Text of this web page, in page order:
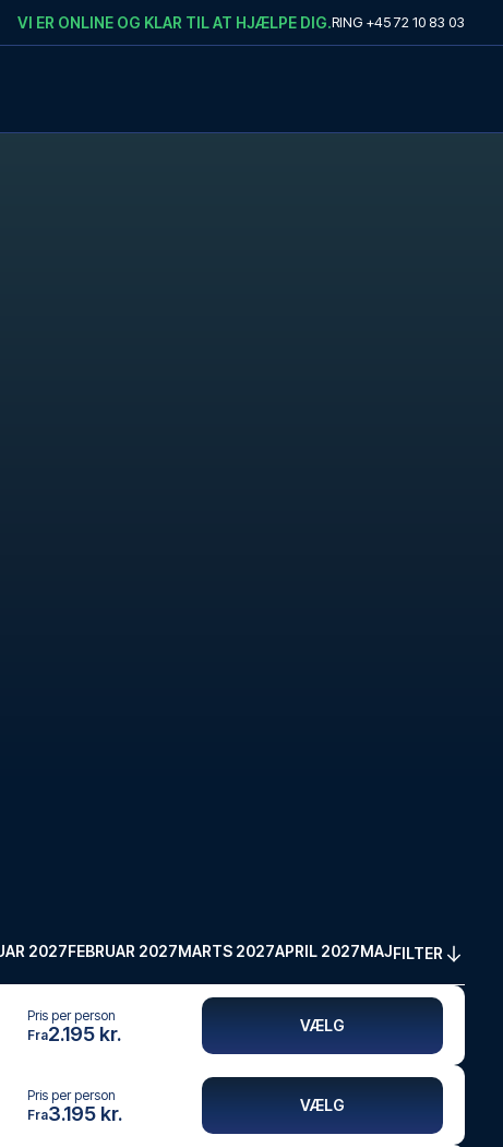
VI ER ONLINE OG KLAR TIL AT HJÆLPE DIG.RING +45 72 10 83 03
2027FEBRUAR 2027MARTS 2027APRIL 2027MAJ 2027
FILTER
Pris per person
Fra2.195 kr. VÆLG
Pris per person
Fra3.195 kr. VÆLG